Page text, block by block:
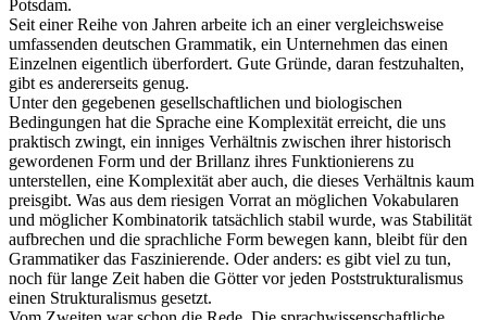
Potsdam.
Seit einer Reihe von Jahren arbeite ich an einer vergleichsweise
umfassenden deutschen Grammatik, ein Unternehmen das einen
Einzelnen eigentlich überfordert. Gute Gründe, daran festzuhalten,
gibt es andererseits genug.
Unter den gegebenen gesellschaftlichen und biologischen
Bedingungen hat die Sprache eine Komplexität erreicht, die uns
praktisch zwingt, ein inniges Verhältnis zwischen ihrer historisch
gewordenen Form und der Brillanz ihres Funktionierens zu
unterstellen, eine Komplexität aber auch, die dieses Verhältnis kaum
preisgibt. Was aus dem riesigen Vorrat an möglichen Vokabularen
und möglicher Kombinatorik tatsächlich stabil wurde, was Stabilität
aufbrechen und die sprachliche Form bewegen kann, bleibt für den
Grammatiker das Faszinierende. Oder anders: es gibt viel zu tun,
noch für lange Zeit haben die Götter vor jeden Poststrukturalismus
einen Strukturalismus gesetzt.